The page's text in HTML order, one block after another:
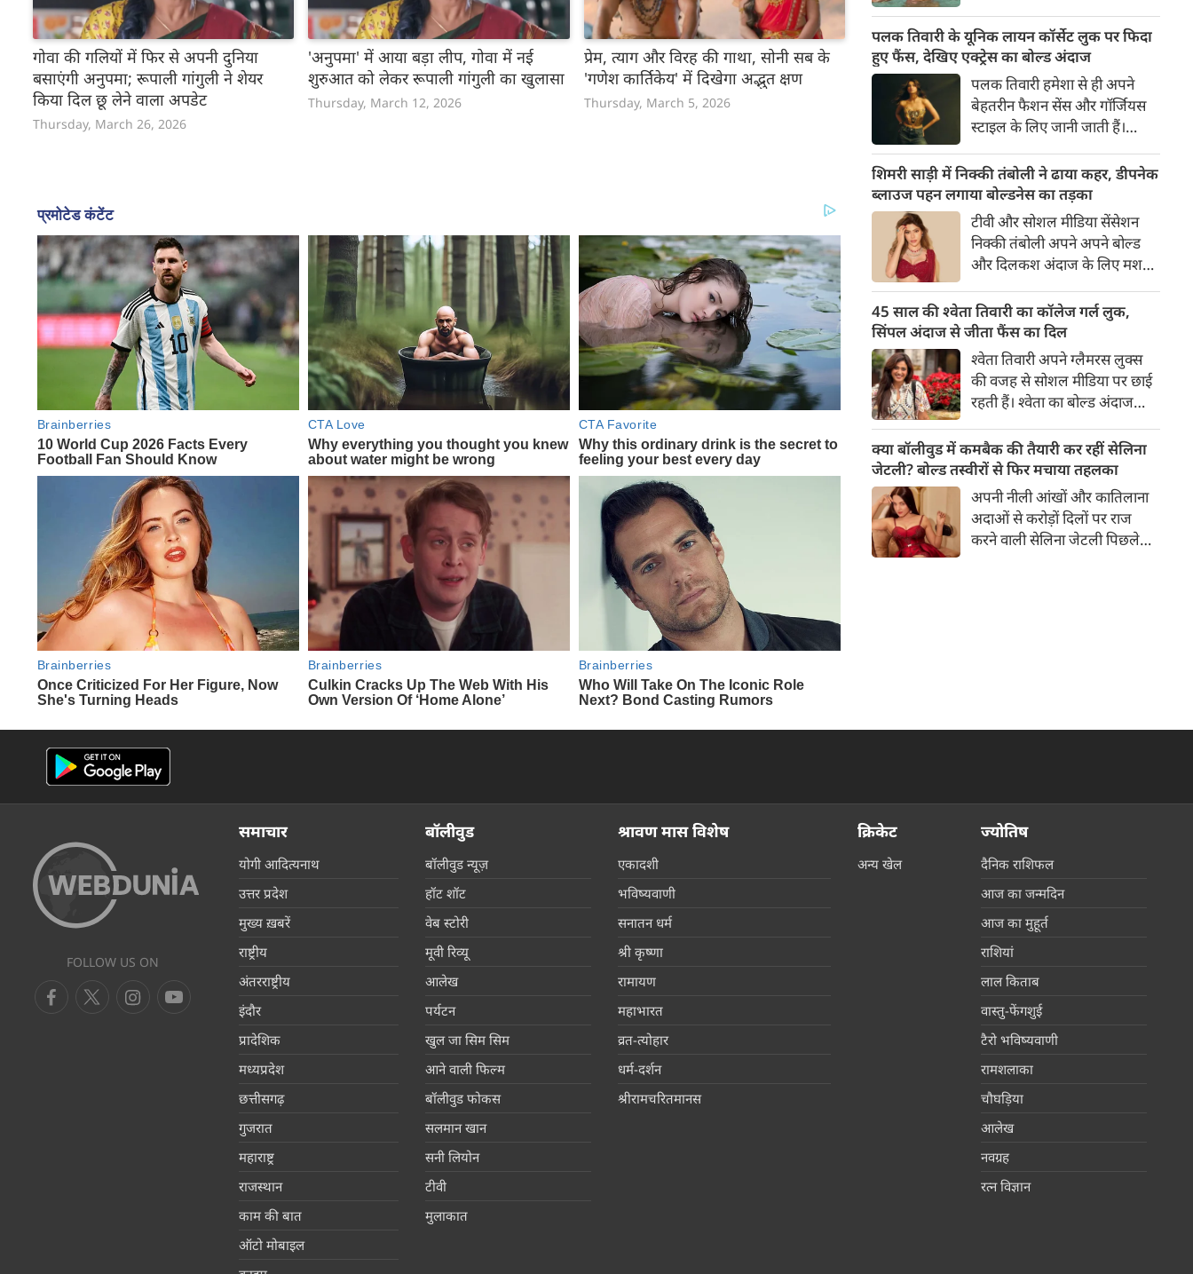
गोवा की गलियों में फिर से अपनी दुनिया
बसाएंगी अनुपमा; रूपाली गांगुली ने शेयर
किया दिल छू लेने वाला अपडेट
Thursday, March 26, 2026
'अनुपमा' में आया बड़ा लीप, गोवा में नई
शुरुआत को लेकर रूपाली गांगुली का खुलासा
Thursday, March 12, 2026
प्रेम, त्याग और विरह की गाथा, सोनी सब के
'गणेश कार्तिकेय' में दिखेगा अद्भुत क्षण
Thursday, March 5, 2026
रहती हैं। फैंस सनी लियोनी की
तस्वीरों का बेसब्री से इंतजार करते
हैं। इस बार सनी लियोनी ने मालदीव
वेकेशन से अपनी कुछ बोल्ड तस्वीरें
शेयर की है।
पलक तिवारी के यूनिक लायन कॉर्सेट लुक पर फिदा
हुए फैंस, देखिए एक्ट्रेस का बोल्ड अंदाज
पलक तिवारी हमेशा से ही अपने
बेहतरीन फैशन सेंस और गॉर्जियस
स्टाइल के लिए जानी जाती हैं।
एक बार फिर फैंस का दिल जीत
लिया है। पलक ने एक बेहद यूनीक
और स्टाइलिश गोल्डन कॉर्सेट टॉप में
अपनी कुछ तस्वीरें शेयर की है।
शिमरी साड़ी में निक्की तंबोली ने ढाया कहर, डीपनेक
ब्लाउज पहन लगाया बोल्डनेस का तड़का
टीवी और सोशल मीडिया सेंसेशन
निक्की तंबोली अपने अपने बोल्ड
और दिलकश अंदाज के लिए मशहूर
इंटरनेट पर तहलका मचाती रहती हैं।
इस बार निक्की ने मरून कलर की
साड़ी में अपनी कुछ सुपर सिजलिंग
तस्वीरें शेयर की है। खूबसूरत शिमरी
साड़ी में निक्की की अदाएं देखने
लायक है।
45 साल की श्वेता तिवारी का कॉलेज गर्ल लुक,
सिंपल अंदाज से जीता फैंस का दिल
श्वेता तिवारी अपने ग्लैमरस लुक्स
की वजह से सोशल मीडिया पर छाई
रहती हैं। श्वेता का बोल्ड अंदाज
कि वह दो बच्चों की मां हैं। 45 साल
की श्वेता तिवारी की तस्वीरों पर फैंस
जमकर प्यार लुटाते हैं। इस बार श्वेता
तिवारी ने वेकेशन से अपनी कुछ
तस्वीरें शेयर की है।
क्या बॉलीवुड में कमबैक की तैयारी कर रहीं सेलिना
जेटली? बोल्ड तस्वीरों से फिर मचाया तहलका
अपनी नीली आंखों और कातिलाना
अदाओं से करोड़ों दिलों पर राज
करने वाली सेलिना जेटली पिछले
FOLLOW US ON
समाचार
योगी आदित्यनाथ
उत्तर प्रदेश
मुख्य ख़बरें
राष्ट्रीय
अंतरराष्ट्रीय
इंदौर
प्रादेशिक
मध्यप्रदेश
छत्तीसगढ़
गुजरात
महाराष्ट्र
राजस्थान
काम की बात
ऑटो मोबाइल
बॉलीवुड
बॉलीवुड न्यूज़
हॉट शॉट
वेब स्टोरी
मूवी रिव्यू
आलेख
पर्यटन
खुल जा सिम सिम
आने वाली फिल्म
बॉलीवुड फोकस
सलमान खान
सनी लियोन
टीवी
मुलाकात
श्रावण मास विशेष
एकादशी
भविष्यवाणी
सनातन धर्म
श्री कृष्णा
रामायण
महाभारत
व्रत-त्योहार
धर्म-दर्शन
श्रीरामचरितमानस
क्रिकेट
अन्य खेल
ज्योतिष
दैनिक राशिफल
आज का जन्मदिन
आज का मुहूर्त
राशियां
लाल किताब
वास्तु-फेंगशुई
टैरो भविष्यवाणी
रामशलाका
चौघड़िया
आलेख
नवग्रह
रत्न विज्ञान